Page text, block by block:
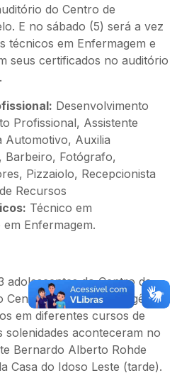
do Centro de
E no sábado (5) será a vez
técnicos em Enfermagem e
seus certificados no auditório
Desenvolvimento
Profissional, Assistente
Automotivo, Auxilia
Barbeiro, Fotógrafo,
Pizzaiolo, Recepcionista
Recursos
Técnico em
Enfermagem.
adolescentes do Centro de
Centro de Inovação Eugênio
em diferentes cursos de
solenidades aconteceram no
Bernardo Alberto Rohde
Casa do Idoso Leste (tarde).